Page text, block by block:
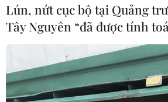
COVID-19 gây ảnh hưởng
Lún, nứt cục bộ tại Quảng
Tây Nguyên “đã được tính